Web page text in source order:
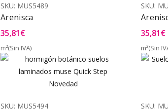
SKU: MUS5489
Arenisca
35,81€
m²(Sin IVA)
SKU:
35,81€
m²(Sin
Novedad
SKU: MUS5494 SKU: